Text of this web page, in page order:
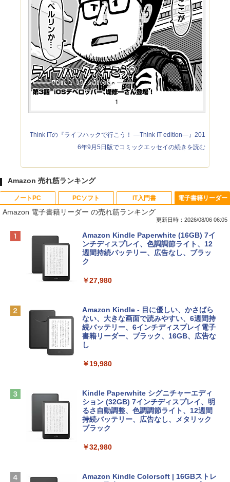
Think ITの『ライフハックで行こう！ ―Think IT edition―』201
6年9月5日版でコミックエッセイの続きを読む
Amazon 売れ筋ランキング
ノートPC
Apple 2026 MacBook Neo A18 Proチッ
プ搭載13インチノートブック：AIとAppl
e Intelligenceのために設計、Liquid Ret
inaディスプレイ、8GBユニファイドメモ
eTime HDカメラ、Touch ID - インディ
￥137,800
tomtoc 360°保護 15.6 16インチ パソコ
ンケース Dell NEC Lavie ASUS HP dyna
Apple 2026 MacBook Air M5チップ搭載
13インチノートブック：AIとApple Intell
igence、13.6インチLiquid Retinaディ
スプレイ、24GBユニファイドメモリ、1
ラ、Touch ID - スカイブルー + 3年延長
PCソフト
Xbox プリペイドカード 10,000円 デジタ
ルコード 【旧 Xbox ギフトカード】 [オ
ンラインコード]
定バーチャルアイテムを含む】 【オンラ
インゲームコード】 ロブロックス | オン
ラインコード版
￥1,300
ows11、10/mac対応|PC2台
￥39,582
定バーチャルアイテムを含む】 【オンラ
IT入門書
生成AIパスポート公式テキスト 第４版
￥1,766
出す プロンプトの言葉 AI画像生成シリー
ズ (はぴーイラストLabo)
￥99
ClaudeCode いちばんやさしい 教科書:
にもKindle出版にも！ 非エンジニアのた
めのAIコーディング入門シリーズ
￥99
FM TOWNS ハイパー・カタログ: 本体ハ
電子書籍リーダー
Amazon 電子書籍リーダー の売れ筋ランキング
更新日時：2026/08/06 06:05
Amazon Kindle Paperwhite (16GB) 7イ
ンチディスプレイ、色調調節ライト、12
週間持続バッテリー、広告なし、ブラッ
ク
￥27,980
Amazon Kindle - 目に優しい、かさばら
ない、大きな画面で読みやすい、6週間持
続バッテリー、6インチディスプレイ電子
書籍リーダー、ブラック、16GB、広告な
し
￥19,980
Kindle Paperwhite シグニチャーエディ
ション (32GB) 7インチディスプレイ、明
るさ自動調整、色調調節ライト、12週間
持続バッテリー、広告なし、メタリック
ブラック
￥32,980
Amazon Kindle Colorsoft | 16GBストレ